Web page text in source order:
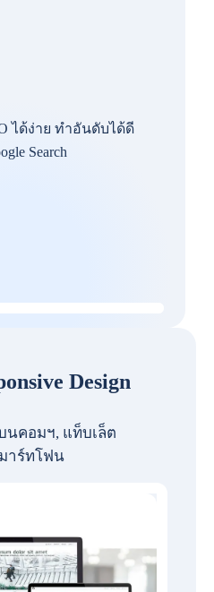
ได้ง่าย ทำอันดับได้ดี
Search
Design
นคอมฯ, แท็บเล็ต
าร์ทโฟน